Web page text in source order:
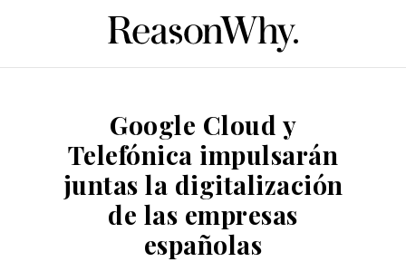
Google Cloud y
Telefónica impulsarán
juntas la digitalización
de las empresas
españolas